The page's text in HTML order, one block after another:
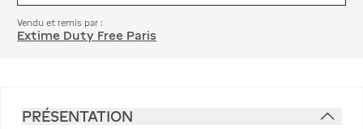
Vendu et remis par :
Extime Duty Free Paris
PRÉSENTATION